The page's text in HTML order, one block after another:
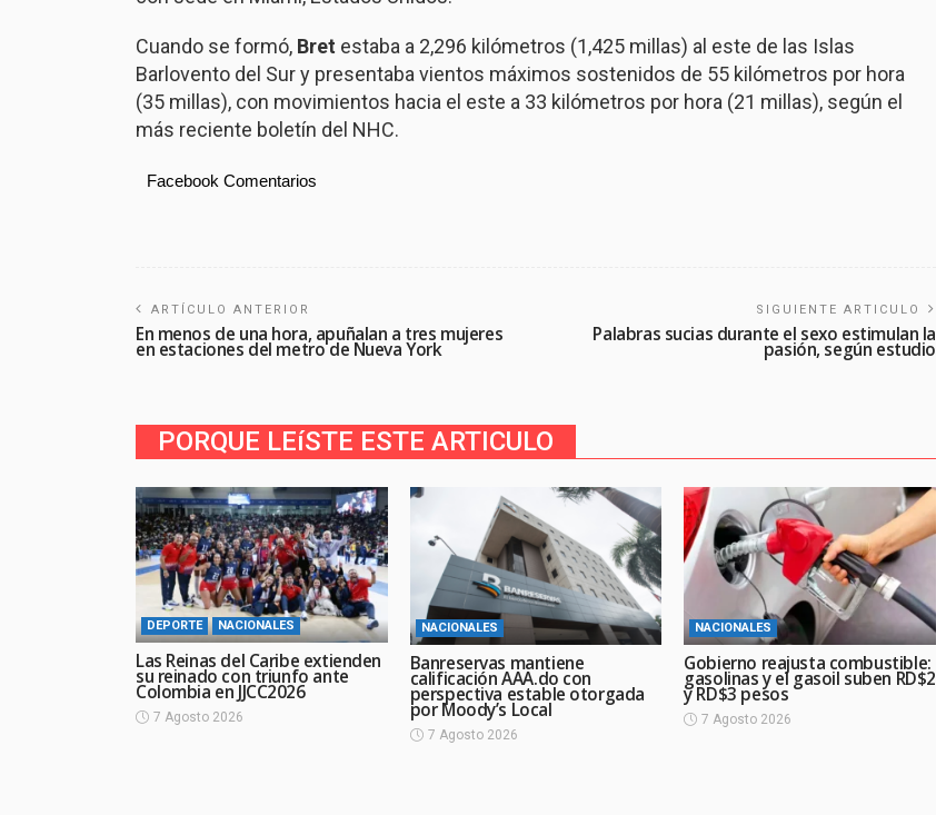
Cuando se formó, Bret estaba a 2,296 kilómetros (1,425 millas) al este de las Islas
Barlovento del Sur y presentaba vientos máximos sostenidos de 55 kilómetros por hora
(35 millas), con movimientos hacia el este a 33 kilómetros por hora (21 millas), según el
más reciente boletín del NHC.
Facebook Comentarios
ARTÍCULO ANTERIOR
En menos de una hora, apuñalan a tres mujeres
en estaciones del metro de Nueva York
SIGUIENTE ARTICULO
Palabras sucias durante el sexo estimulan la
pasión, según estudio
PORQUE LEíSTE ESTE ARTICULO
DEPORTE NACIONALES
Las Reinas del Caribe extienden
su reinado con triunfo ante
Colombia en JJCC2026
7 Agosto 2026
NACIONALES
Banreservas mantiene
calificación AAA.do con
perspectiva estable otorgada
por Moody’s Local
7 Agosto 2026
NACIONALES
Gobierno reajusta combustible:
gasolinas y el gasoil suben RD$2
y RD$3 pesos
7 Agosto 2026